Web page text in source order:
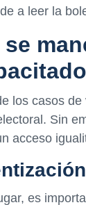
a leer la
se
los casos
Sin
acceso
es